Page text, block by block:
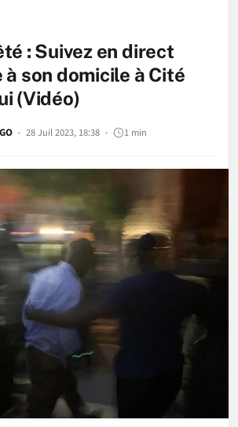
: Suivez en direct
à son domicile à Cité
(Vidéo)
28 Juil 2023, 18:38 1 min